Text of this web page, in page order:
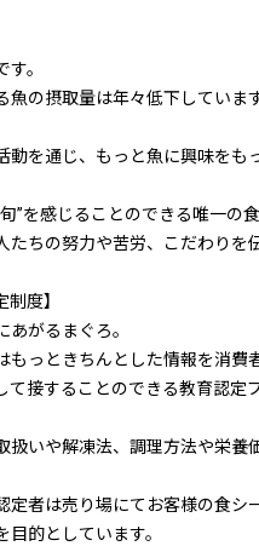
。
の摂取量は年々低下しています
を通じ、もっと魚に興味をも
”を感じることのできる唯一の食
たちの努力や苦労、こだわりを
制度】
がるまぐろ。
もっときちんとした情報を消
接することのできる教育認定
扱いや解凍法、調理方法や栄養
定者は売り場にてお客様の食
的としています。